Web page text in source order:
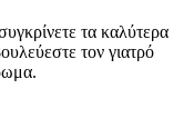
τα καλύτερα
τον γιατρό